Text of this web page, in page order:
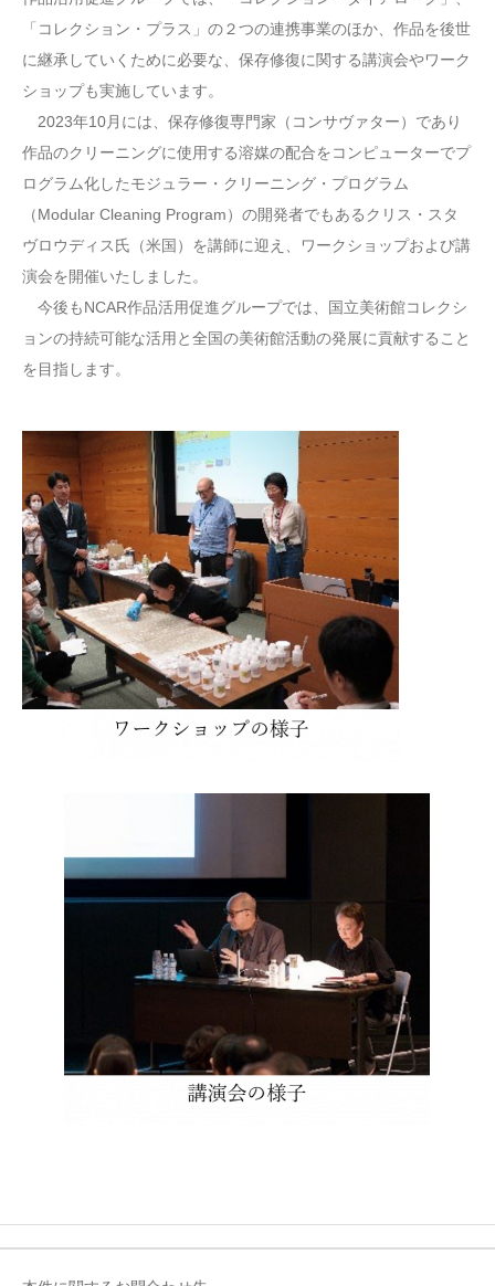
「コレクション・プラス」の２つの連携事業のほか、作品を後世
に継承していくために必要な、保存修復に関する講演会やワーク
ショップも実施しています。
2023年10月には、保存修復専門家（コンサヴァター）であり
作品のクリーニングに使用する溶媒の配合をコンピューターでプ
ログラム化したモジュラー・クリーニング・プログラム
（Modular Cleaning Program）の開発者でもあるクリス・スタ
ヴロウディス氏（米国）を講師に迎え、ワークショップおよび講
演会を開催いたしました。
今後もNCAR作品活用促進グループでは、国立美術館コレクシ
ョンの持続可能な活用と全国の美術館活動の発展に貢献すること
を目指します。